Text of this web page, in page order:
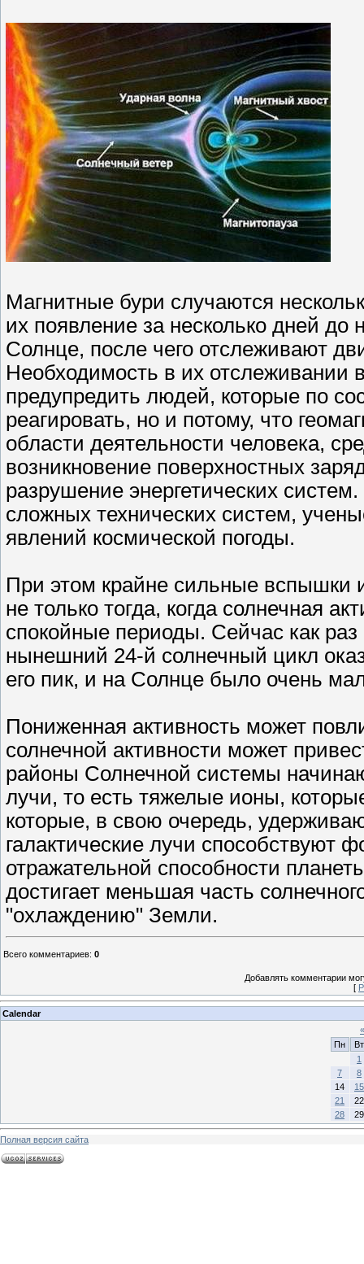
Магнитные бури случаются
их появление за несколько дней
Солнце, после чего отслеживают
Необходимость в их отслеживании
предупредить людей, которые по
реагировать, но и потому, что
области деятельности человека,
возникновение поверхностных
разрушение энергетических
сложных технических систем,
явлений космической погоды.
При этом крайне сильные вспышки
не только тогда, когда солнечная
спокойные периоды. Сейчас как
нынешний 24-й солнечный цикл
его пик, и на Солнце было очень
Пониженная активность может
солнечной активности может
районы Солнечной системы
лучи, то есть тяжелые ионы,
которые, в свою очередь,
галактические лучи способствуют
отражательной способности
достигает меньшая часть
"охлаждению" Земли.
Всего комментариев: 0
Добавлять комментарии
[
Calendar
«
Пн
Вт
1
7
8
14
15
21
22
28
29
Полная версия сайта